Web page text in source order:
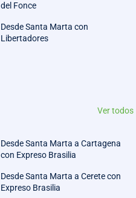
del Fonce
Desde Santa Marta con
Libertadores
Ver todos
Desde Santa Marta a Cartagena
con Expreso Brasilia
Desde Santa Marta a Cerete con
Expreso Brasilia